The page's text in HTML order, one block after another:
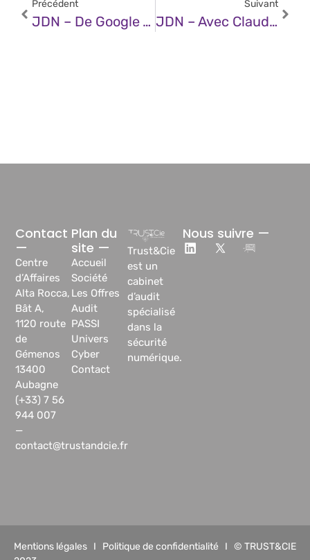
Précédent
JDN – De Google À OpenAI : L’IA Agentique Va-T-Elle Renverser Les Empires Du Web ?
Suivant
JDN – Avec Claude Sonnet 4.5, Anthropic Reprend La Tête Sur Le Code
Trust&Cie
est un
cabinet
d’audit
spécialisé
dans la
sécurité
numérique.
Plan du
site —
Accueil
Société
Les Offres
Audit
PASSI
Univers
Cyber
Contact
Contact
—
Centre
d’Affaires
Alta Rocca,
Bât A,
1120 route
de
Gémenos
13400
Aubagne
(+33) 7 56
944 007
—
contact@trustandcie.fr
Nous suivre —
Mentions légales I Politique de confidentialité I © TRUST&CIE